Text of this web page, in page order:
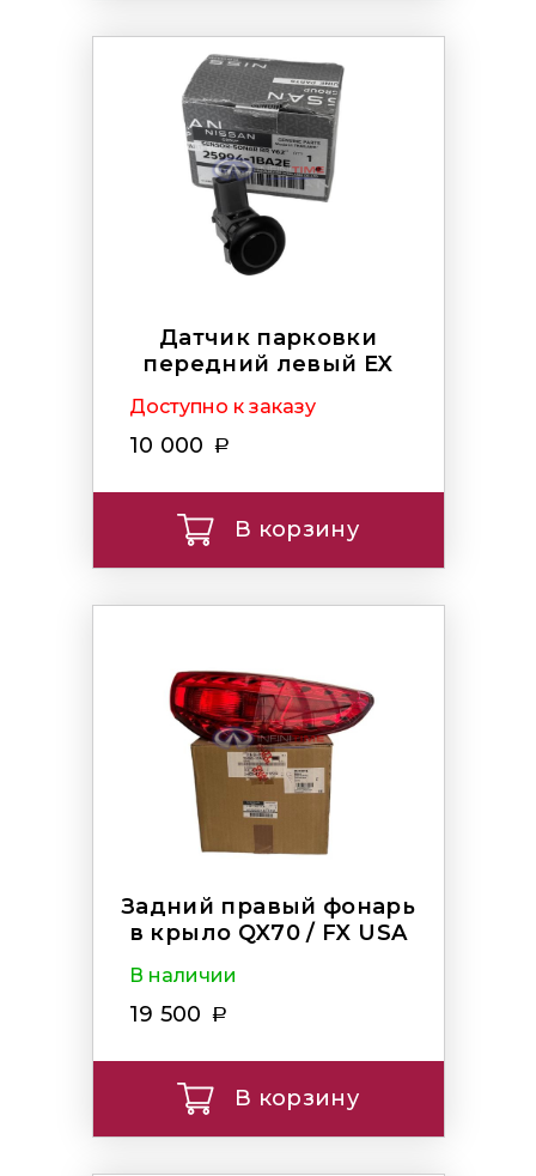
Датчик парковки
передний левый EX
Доступно к заказу
10 000
В корзину
Задний правый фонарь
в крыло QX70 / FX USA
В наличии
19 500
В корзину